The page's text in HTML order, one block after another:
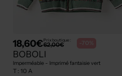
18,60€Prix boutique :
62,00€ -70%
BOBOLI
Imperméable - Imprimé fantaisie vert
T : 10 A